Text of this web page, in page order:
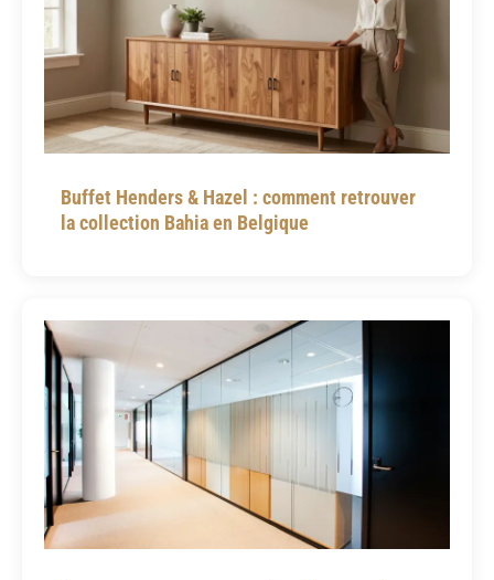
Buffet Henders & Hazel : comment retrouver
la collection Bahia en Belgique